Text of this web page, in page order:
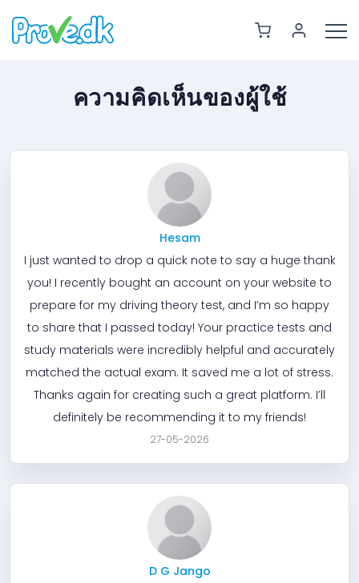
ความคิดเห็นของผู้ใช้
Hesam
I just wanted to drop a quick note to say a huge thank
you! I recently bought an account on your website to
prepare for my driving theory test, and I’m so happy
to share that I passed today! Your practice tests and
study materials were incredibly helpful and accurately
matched the actual exam. It saved me a lot of stress.
Thanks again for creating such a great platform. I’ll
definitely be recommending it to my friends!
27-05-2026
D G Jango